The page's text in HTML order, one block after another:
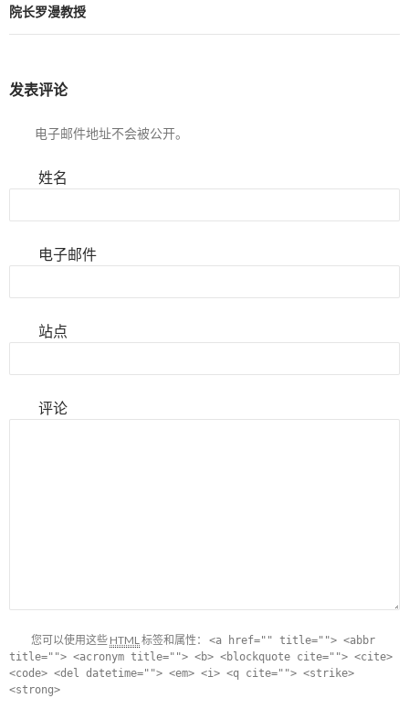
院长罗漫教授
发表评论
电子邮件地址不会被公开。
姓名
电子邮件
站点
评论
您可以使用这些 HTML标签和属性： <a href="" title=""> <abbr
title=""> <acronym title=""> <b> <blockquote cite=""> <cite>
<code> <del datetime=""> <em> <i> <q cite=""> <strike>
<strong>